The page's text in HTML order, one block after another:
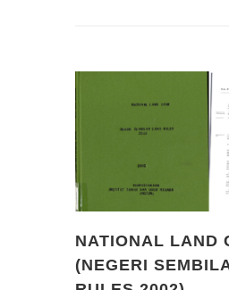
NATIONAL LAND
(NEGERI